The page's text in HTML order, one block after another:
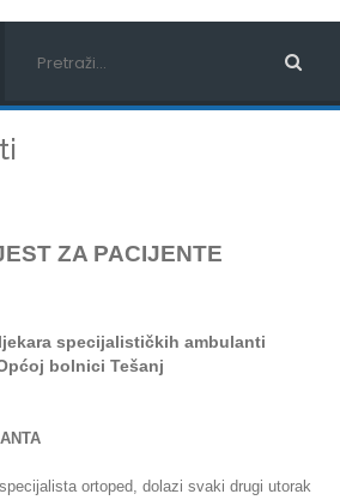
ZA PACIJENTE
specijalističkih ambulanti
bolnici Tešanj
ortoped, dolazi svaki drugi utorak